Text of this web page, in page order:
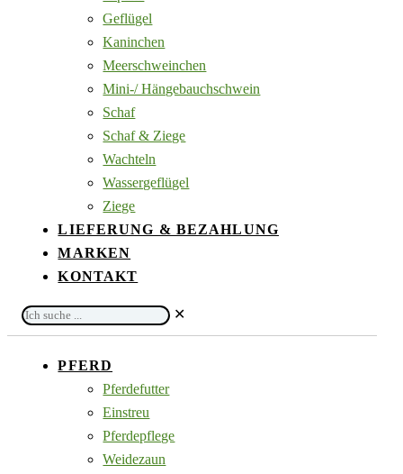
Geflügel
Kaninchen
Meerschweinchen
Mini-/ Hängebauchschwein
Schaf
Schaf & Ziege
Wachteln
Wassergeflügel
Ziege
LIEFERUNG & BEZAHLUNG
MARKEN
KONTAKT
Ich
suche
✕
PFERD
Pferdefutter
Einstreu
Pferdepflege
Weidezaun